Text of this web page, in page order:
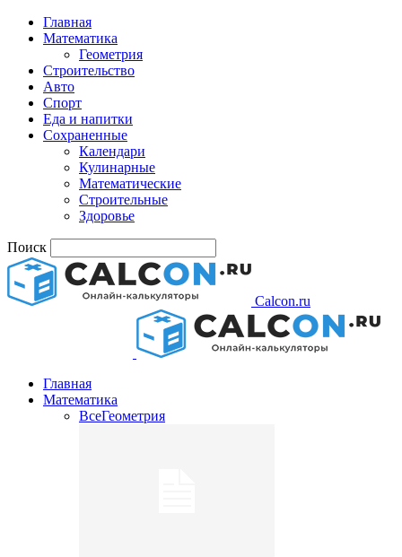
Главная
Математика
Геометрия
Строительство
Авто
Спорт
Еда и напитки
Сохраненные
Календари
Кулинарные
Математические
Строительные
Здоровье
Поиск
Calcon.ru
Главная
Математика
ВсеГеометрия